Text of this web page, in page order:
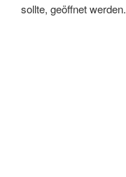
sollte, geöffnet werden.